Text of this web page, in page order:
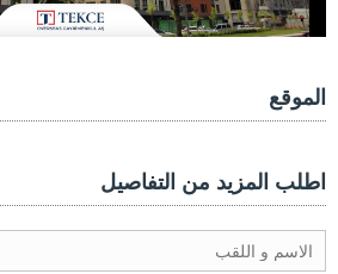
الموقع
اطلب المزيد من التفاصيل